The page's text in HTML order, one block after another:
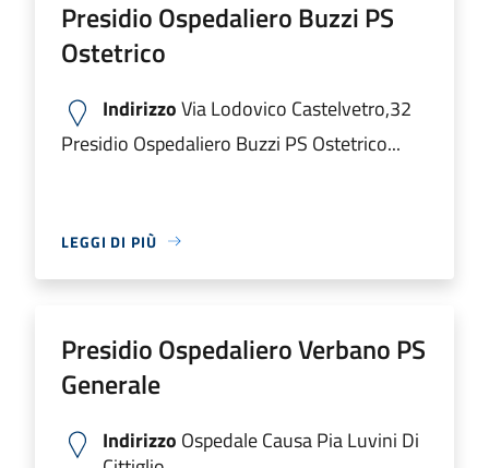
Presidio Ospedaliero Buzzi PS
Ostetrico
IndirizzoVia Lodovico Castelvetro,32
Presidio Ospedaliero Buzzi PS Ostetrico...
LEGGI DI PIÙ
Presidio Ospedaliero Verbano PS
Generale
Indirizzo Ospedale Causa Pia Luvini Di